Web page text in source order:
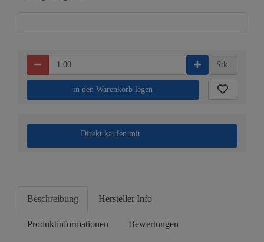
Stk.
in den Warenkorb legen
Direkt kaufen mit
Beschreibung Hersteller Info
Produktinformationen Bewertungen